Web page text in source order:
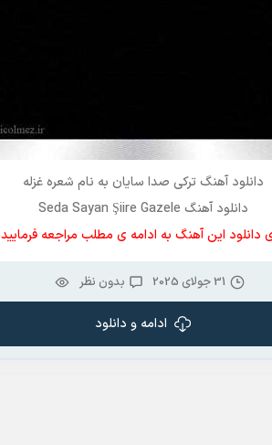
دانلود آهنگ ترکی صدا سایان به نام شعره غزله
دانلود آهنگ Seda Sayan Şiire Gazele
دانلود این آهنگ به ادامه ی مطلب مراجعه فرمایید
31 جولای 2025 بدون نظر
ادامه و دانلود